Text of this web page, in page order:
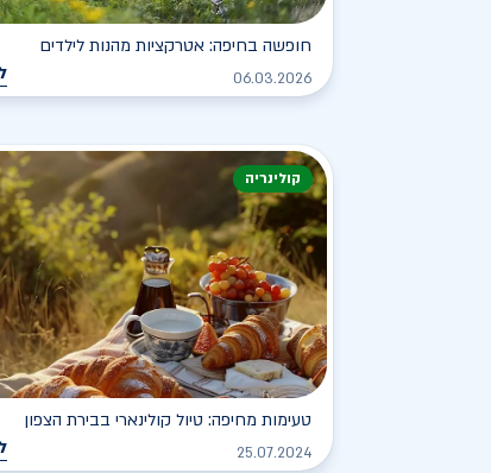
חופשה בחיפה: אטרקציות מהנות לילדים
06.03.2026
קולינריה
טעימות מחיפה: טיול קולינארי בבירת הצפון
25.07.2024